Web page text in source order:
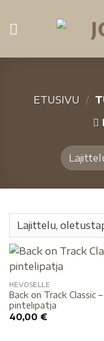
ETUSIVU /
HEVOSELLE
Back on Track Classic –
pintelipatja
40,00 €